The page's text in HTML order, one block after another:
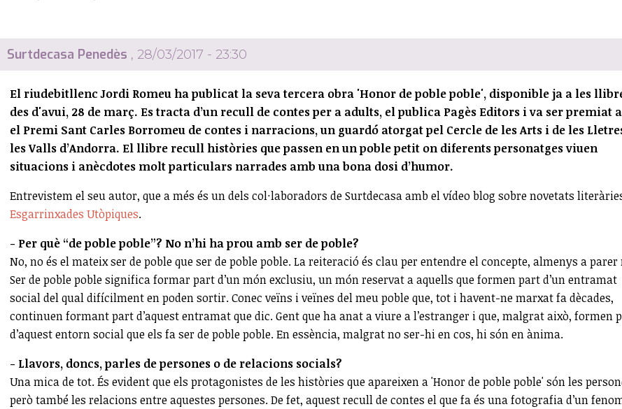
Surtdecasa Penedès , 28/03/2017 - 23:30
El riudebitllenc Jordi Romeu ha publicat la seva tercera obra 'Honor de poble poble', disponible ja a les
des d'avui, 28 de març. Es tracta d’un recull de contes per a adults, el publica Pagès Editors i va ser premiat
el Premi Sant Carles Borromeu de contes i narracions, un guardó atorgat pel Cercle de les Arts i de les
les Valls d’Andorra. El llibre recull històries que passen en un poble petit on diferents personatges viuen
situacions i anècdotes molt particulars narrades amb una bona dosi d’humor.
Entrevistem el seu autor, que a més és un dels col·laboradors de Surtdecasa amb el vídeo blog sobre novetats
Esgarrinxades Utòpiques.
- Per què “de poble poble”? No n’hi ha prou amb ser de poble?
No, no és el mateix ser de poble que ser de poble poble. La reiteració és clau per entendre el concepte, almenys a parer
Ser de poble poble significa formar part d’un món exclusiu, un món reservat a aquells que formen part d’un entramat
social del qual difícilment en poden sortir. Conec veïns i veïnes del meu poble que, tot i havent-ne marxat fa dècades,
continuen formant part d’aquest entramat que dic. Gent que ha anat a viure a l’estranger i que, malgrat això, formen
d’aquest entorn social que els fa ser de poble poble. En essència, malgrat no ser-hi en cos, hi són en ànima.
- Llavors, doncs, parles de persones o de relacions socials?
Una mica de tot. És evident que els protagonistes de les històries que apareixen a 'Honor de poble poble' són les
però també les relacions entre aquestes persones. De fet, aquest recull de contes el que fa és una fotografia d’un